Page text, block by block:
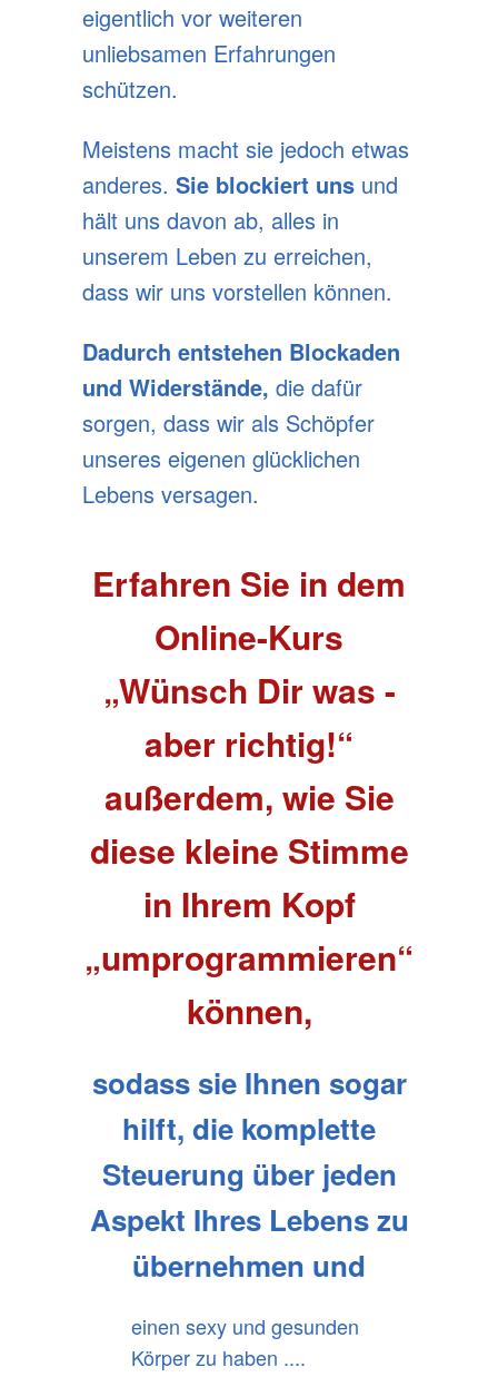
eigentlich vor weiteren
unliebsamen Erfahrungen
schützen.
Meistens macht sie jedoch etwas
anderes. Sie blockiert uns und
hält uns davon ab, alles in
unserem Leben zu erreichen,
dass wir uns vorstellen können.
Dadurch entstehen Blockaden
und Widerstände, die dafür
sorgen, dass wir als Schöpfer
unseres eigenen glücklichen
Lebens versagen.
Erfahren Sie in dem
Online-Kurs
„Wünsch Dir was -
aber richtig!“
außerdem, wie Sie
diese kleine Stimme
in Ihrem Kopf
„umprogrammieren“
können,
sodass sie Ihnen sogar
hilft, die komplette
Steuerung über jeden
Aspekt Ihres Lebens zu
übernehmen und
einen sexy und gesunden
Körper zu haben ....